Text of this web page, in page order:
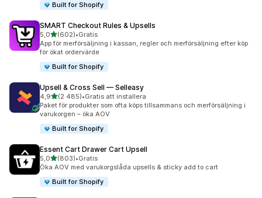
Built for Shopify
SMART Checkout Rules & Upsells
5,0av 5 stjärnor
(602)
602 recensioner totalt
•Gratis
App för merförsäljning i kassan, regler och merförsäljning efter köp
för ökat ordervärde
Built for Shopify
Upsell & Cross Sell — Selleasy
4,9av 5 stjärnor
(2 485)
2485 recensioner totalt
•Gratis att installera
Paket för produkter som ofta köps tillsammans och merförsäljning i
varukorgen – öka AOV
Built for Shopify
Essent Cart Drawer Cart Upsell
5,0av 5 stjärnor
(803)
803 recensioner totalt
•Gratis
Öka AOV med varukorgslåda upsells & sticky add to cart
Built for Shopify